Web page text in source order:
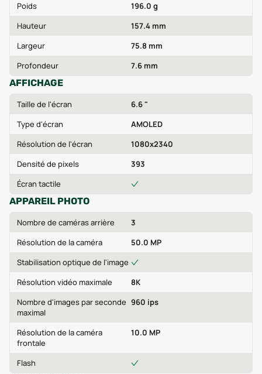
Poids
196.0 g
Hauteur
157.4 mm
Largeur
75.8 mm
Profondeur
7.6 mm
AFFICHAGE
Taille de l'écran
6.6 "
Type d'écran
AMOLED
Résolution de l'écran
1080x2340
Densité de pixels
393
Écran tactile
APPAREIL PHOTO
Nombre de caméras arrière
3
Résolution de la caméra
50.0 MP
Stabilisation optique de l'image
Résolution vidéo maximale
8K
Nombre d'images par seconde
maximal
960 ips
Résolution de la caméra
frontale
10.0 MP
Flash